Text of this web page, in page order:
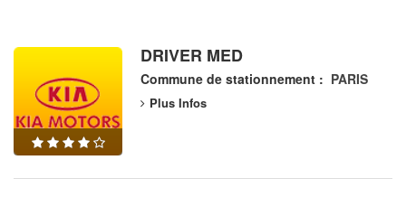
DRIVER MED
Commune de stationnement : PARIS
Plus Infos